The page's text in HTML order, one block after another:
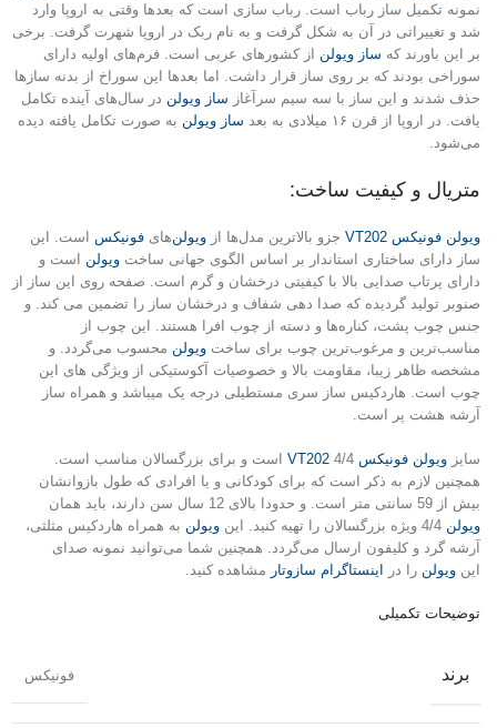
نمونه تکمیل ساز رباب است. رباب سازی است که بعدها وقتی به اروپا وارد
شد و تغییراتی در آن به شکل گرفت و به نام ربک در اروپا شهرت گرفت. برخی
بر این باورند که ساز ویولن از کشورهای عربی است. فرم‌های اولیه دارای
سوراخی بودند که بر روی ساز قرار داشت. اما بعدها این سوراخ از بدنه سازها
حذف شدند و این ساز با سه سیم سرآغاز ساز ویولن در سال‌های آینده تکامل
یافت. در اروپا از قرن ۱۶ میلادی به بعد
ساز ویولن به صورت تکامل یافته دیده
می‌شود.
متریال و کیفیت ساخت:
ویولن فونیکس VT202 جزو بالاترین مدل‌ها از ویولن‌های فونیکس است. این
ساز دارای ساختاری استاندار بر اساس الگوی جهانی ساخت ویولن است و
دارای پرتاب صدایی بالا با کیفیتی درخشان و گرم است. صفحه روی این ساز از
صنوبر تولید گردیده که صدا دهی شفاف و درخشان ساز را تضمین می کند. و
جنس چوب پشت، کناره‌ها و دسته از چوب افرا هستند. این چوب از
مناسب‌ترین و مرغوب‌ترین چوب برای ساخت ویولن محسوب می‌گردد. و
مشخصه ظاهر زیبا، مقاومت بالا و خصوصیات آکوستیکی از ویژگی های این
چوب است. هاردکیس ساز سری مستطیلی درجه یک میباشد و همراه ساز
آرشه هشت پر است.
سایز ویولن فونیکس VT202
4/4 است و برای بزرگسالان مناسب است.
همچنین لازم به ذکر است که برای کودکانی و یا افرادی که طول بازوانشان
بیش از 59 سانتی متر است. و حدودا بالای 12 سال سن دارند، باید همان
ویولن
ویولن به همراه هاردکیس مثلثی،
آرشه گرد و کلیفون ارسال می‌گردد. همچنین شما می‌توانید نمونه صدای
این ویولن را در اینستاگرام سازوتار مشاهده کنید.
توضیحات تکمیلی
برند فونیکس